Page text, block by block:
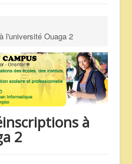
l'université Ouaga 2
à
2